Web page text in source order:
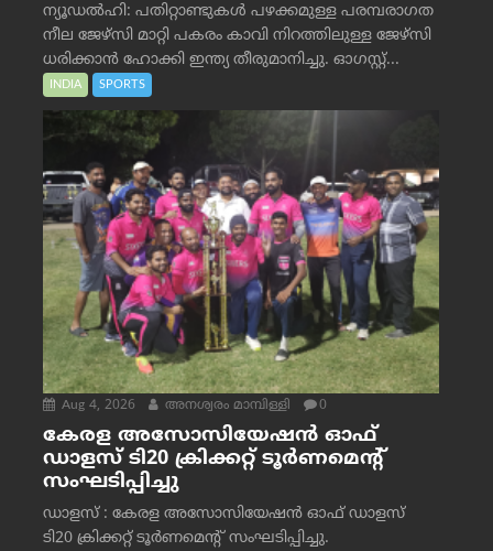
ന്യൂഡൽഹി: പതിറ്റാണ്ടുകൾ പഴക്കമുള്ള പരമ്പരാഗത
നീല ജേഴ്‌സി മാറ്റി പകരം കാവി നിറത്തിലുള്ള ജേഴ്‌സി
ധരിക്കാൻ ഹോക്കി ഇന്ത്യ തീരുമാനിച്ചു. ഓഗസ്റ്റ്...
INDIA SPORTS
Aug 4, 2026 അനശ്വരം മാമ്പിള്ളി 0
കേരള അസോസിയേഷൻ ഓഫ്
ഡാളസ് ടി20 ക്രിക്കറ്റ് ടൂർണമെന്റ്
സംഘടിപ്പിച്ചു
ഡാളസ് : കേരള അസോസിയേഷൻ ഓഫ് ഡാളസ്
ടി20 ക്രിക്കറ്റ് ടൂർണമെന്റ് സംഘടിപ്പിച്ചു.